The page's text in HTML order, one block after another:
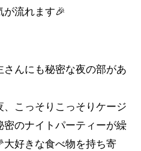
が流れます🎉
んにも秘密な夜の部があ
こっそりこっそりケージ
のナイトパーティーが繰
大好きな食べ物を持ち寄